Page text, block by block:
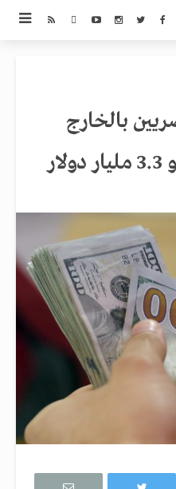
بالخارج